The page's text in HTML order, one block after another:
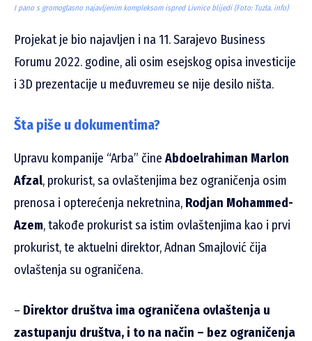
I pano s gromoglasno najavljenim kompleksom ispred Livnice blijedi (Foto: Tuzla. info)
Projekat je bio najavljen i na 11. Sarajevo Business
Forumu 2022. godine, ali osim esejskog opisa investicije
i 3D prezentacije u međuvremeu se nije desilo ništa.
Šta piše u dokumentima?
Upravu kompanije “Arba” čine Abdoelrahiman Marlon
Afzal, prokurist, sa ovlaštenjima bez ograničenja osim
prenosa i opterećenja nekretnina, Rodjan Mohammed-
Azem, takođe prokurist sa istim ovlaštenjima kao i prvi
prokurist, te aktuelni direktor, Adnan Smajlović čija
ovlaštenja su ograničena.
– Direktor društva ima ograničena ovlaštenja u
zastupanju društva, i to na način – bez ograničenja